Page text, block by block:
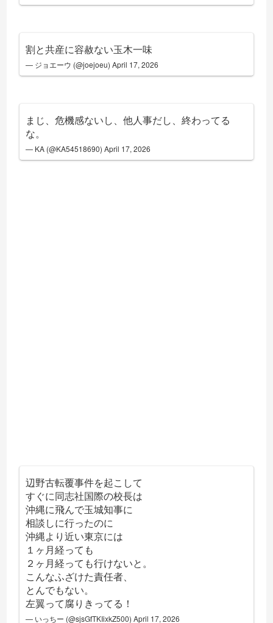
割と共産に容赦ない玉木一味
— ジョエーウ (@joejoeu)April 17, 2026
まじ、危機感ないし、他人事だし、終わってる
な。
— KA (@KA54518690)April 17, 2026
辺野古転覆事件を起こして
すぐに同志社国際の校長は
沖縄に飛んで玉城知事に
相談しに行ったのに
沖縄より近い東京には
１ヶ月経っても
２ヶ月経っても行けないと。
こんなふざけた責任者、
とんでもない。
左翼って腐りきってる！
— いっちー (@sjsGfTKIixkZ500)April 17, 2026